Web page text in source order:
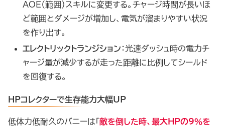
AOE（範囲）スキルに変更する。チャージ時間が長いほ
ど範囲とダメージが増加し、電気が溜まりやすい状況
を作り出す。
エレクトリックトランジション ：光速ダッシュ時の電力チ
ャージ量が減少するが走った距離に比例してシールド
を回復する。
HPコレクターで生存能力大幅UP
低体力低耐久のバニーは「 敵を倒した時、最大HPの9％を